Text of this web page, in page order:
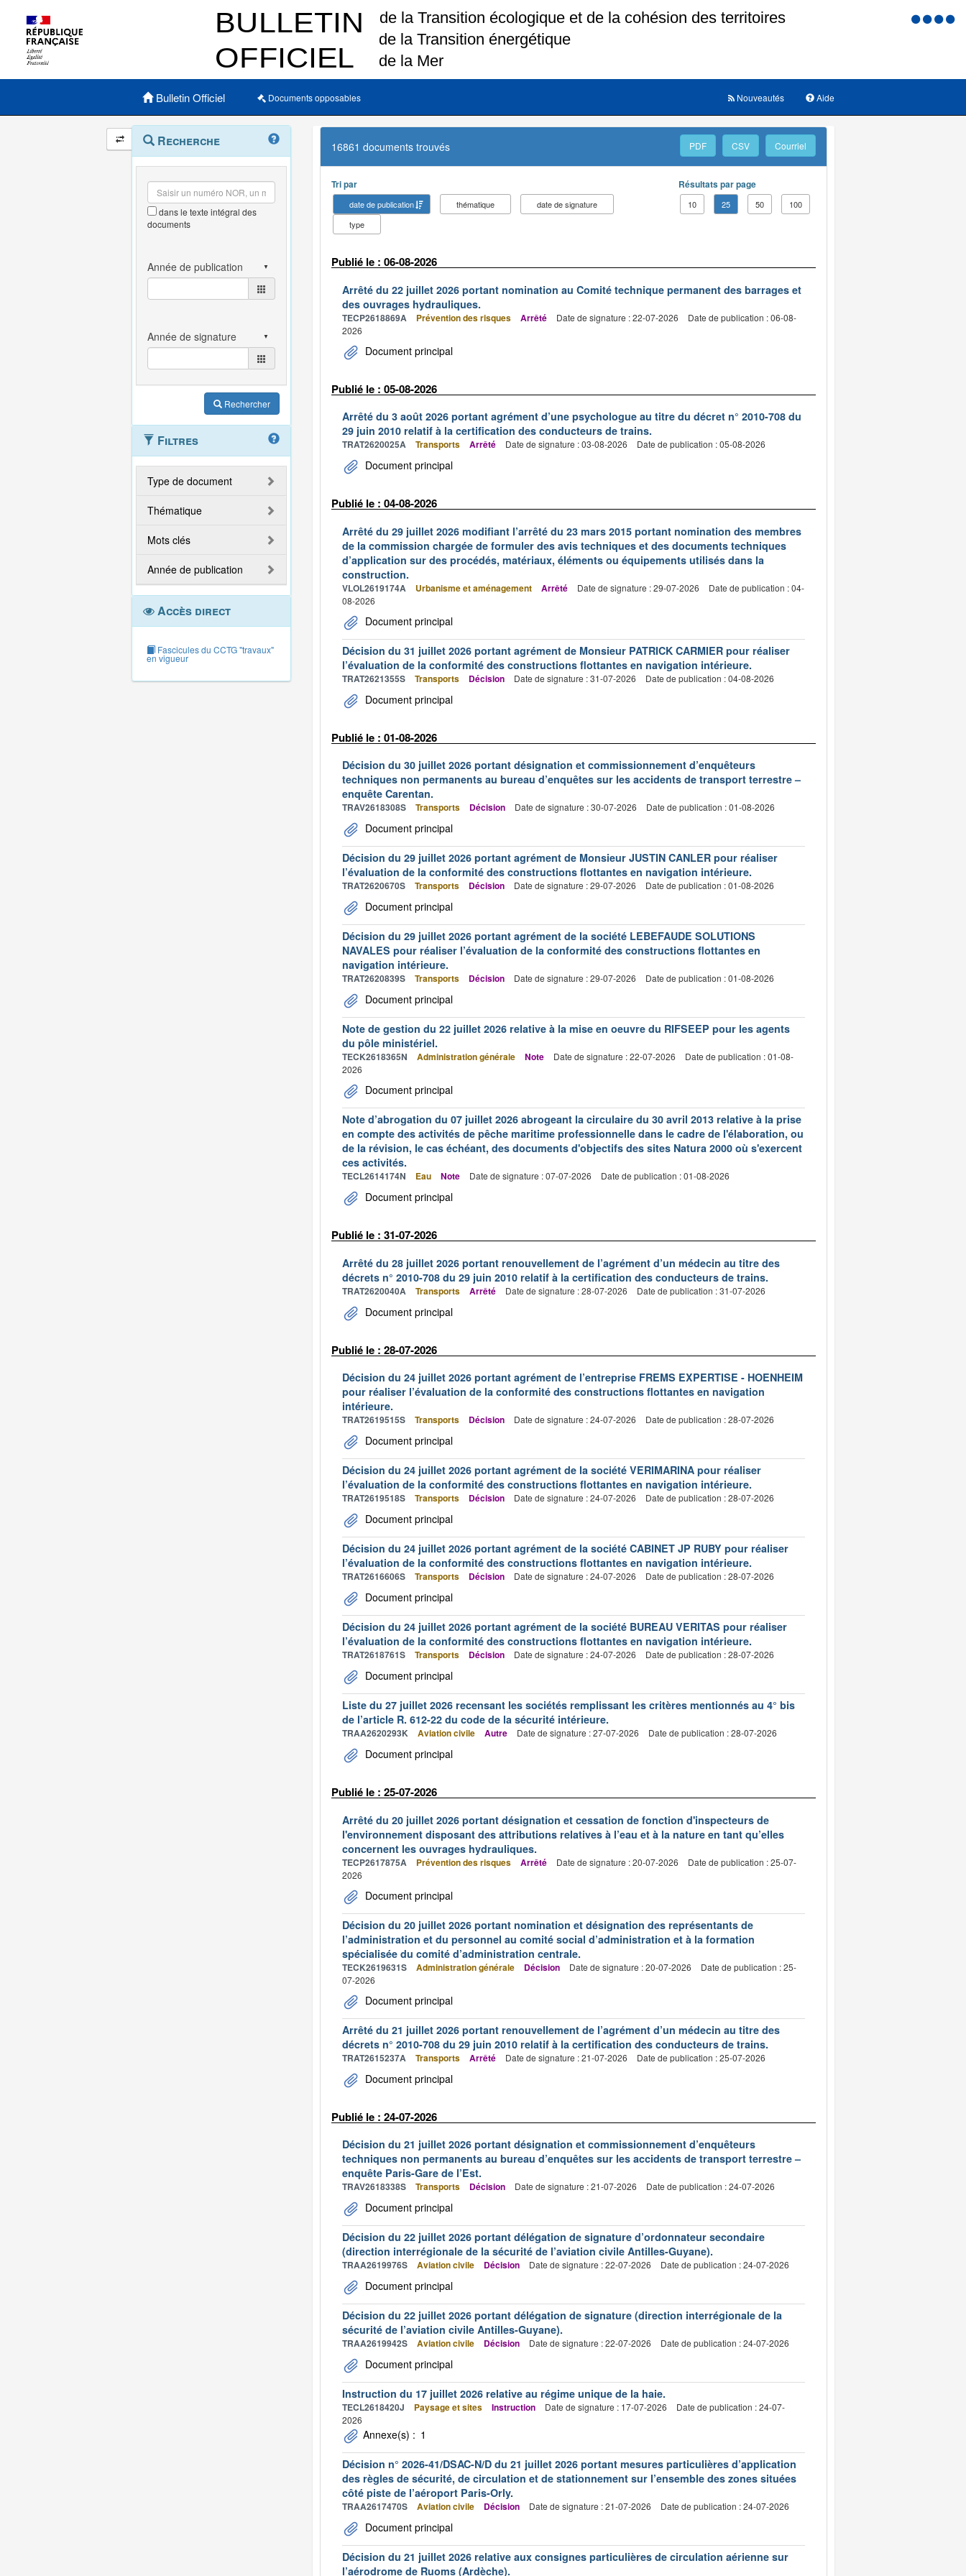
Menu
Menu principal
Bulletin Officiel Documents opposables Aide
Nouveautés
Navigation
et
outils
annexes
Menu
contextuel
Recherche
dans le texte intégral des
documents
Rechercher
Filtres
Type de document
Thématique
Mots clés
Année de publication
Accès direct
Fascicules du CCTG "travaux"
en vigueur
16861 documents trouvés PDF CSV Courriel
Tri par
date de publication thématique
date de signature
type
Résultats par page
10 25 50 100
Publié le : 06-08-2026
Arrêté du 22 juillet 2026 portant nomination au Comité technique permanent des barrages et
des ouvrages hydrauliques.
TECP2618869A Prévention des risques Arrêté Date de signature : 22-07-2026
Date de publication : 06-08-
2026
Document principal
Publié le : 05-08-2026
Arrêté du 3 août 2026 portant agrément d’une psychologue au titre du décret n° 2010-708 du
29 juin 2010 relatif à la certification des conducteurs de trains.
TRAT2620025A Transports Arrêté Date de signature : 03-08-2026 Date de publication : 05-08-2026
Document principal
Publié le : 04-08-2026
Arrêté du 29 juillet 2026 modifiant l’arrêté du 23 mars 2015 portant nomination des membres
de la commission chargée de formuler des avis techniques et des documents techniques
d’application sur des procédés, matériaux, éléments ou équipements utilisés dans la
construction.
VLOL2619174A Urbanisme et aménagement Arrêté Date de signature : 29-07-2026
Date de publication : 04-
08-2026
Document principal
Décision du 31 juillet 2026 portant agrément de Monsieur PATRICK CARMIER pour réaliser
l’évaluation de la conformité des constructions flottantes en navigation intérieure.
TRAT2621355S Transports Décision Date de signature : 31-07-2026 Date de publication : 04-08-2026
Document principal
Publié le : 01-08-2026
Décision du 30 juillet 2026 portant désignation et commissionnement d’enquêteurs
techniques non permanents au bureau d’enquêtes sur les accidents de transport terrestre –
enquête Carentan.
TRAV2618308S Transports Décision Date de signature : 30-07-2026 Date de publication : 01-08-2026
Document principal
Décision du 29 juillet 2026 portant agrément de Monsieur JUSTIN CANLER pour réaliser
l’évaluation de la conformité des constructions flottantes en navigation intérieure.
TRAT2620670S Transports Décision Date de signature : 29-07-2026 Date de publication : 01-08-2026
Document principal
Décision du 29 juillet 2026 portant agrément de la société LEBEFAUDE SOLUTIONS
NAVALES pour réaliser l’évaluation de la conformité des constructions flottantes en
navigation intérieure.
TRAT2620839S Transports Décision Date de signature : 29-07-2026 Date de publication : 01-08-2026
Document principal
Note de gestion du 22 juillet 2026 relative à la mise en oeuvre du RIFSEEP pour les agents
du pôle ministériel.
TECK2618365N Administration générale Note Date de signature : 22-07-2026
Date de publication : 01-08-
2026
Document principal
Note d’abrogation du 07 juillet 2026 abrogeant la circulaire du 30 avril 2013 relative à la prise
en compte des activités de pêche maritime professionnelle dans le cadre de l'élaboration, ou
de la révision, le cas échéant, des documents d'objectifs des sites Natura 2000 où s'exercent
ces activités.
TECL2614174N Eau Note Date de signature : 07-07-2026 Date de publication : 01-08-2026
Document principal
Publié le : 31-07-2026
Arrêté du 28 juillet 2026 portant renouvellement de l’agrément d’un médecin au titre des
décrets n° 2010-708 du 29 juin 2010 relatif à la certification des conducteurs de trains.
TRAT2620040A Transports Arrêté Date de signature : 28-07-2026 Date de publication : 31-07-2026
Document principal
Publié le : 28-07-2026
Décision du 24 juillet 2026 portant agrément de l’entreprise FREMS EXPERTISE - HOENHEIM
pour réaliser l’évaluation de la conformité des constructions flottantes en navigation
intérieure.
TRAT2619515S Transports Décision Date de signature : 24-07-2026 Date de publication : 28-07-2026
Document principal
Décision du 24 juillet 2026 portant agrément de la société VERIMARINA pour réaliser
l’évaluation de la conformité des constructions flottantes en navigation intérieure.
TRAT2619518S Transports Décision Date de signature : 24-07-2026 Date de publication : 28-07-2026
Document principal
Décision du 24 juillet 2026 portant agrément de la société CABINET JP RUBY pour réaliser
l’évaluation de la conformité des constructions flottantes en navigation intérieure.
TRAT2616606S Transports Décision Date de signature : 24-07-2026 Date de publication : 28-07-2026
Document principal
Décision du 24 juillet 2026 portant agrément de la société BUREAU VERITAS pour réaliser
l’évaluation de la conformité des constructions flottantes en navigation intérieure.
TRAT2618761S Transports Décision Date de signature : 24-07-2026 Date de publication : 28-07-2026
Document principal
Liste du 27 juillet 2026 recensant les sociétés remplissant les critères mentionnés au 4° bis
de l’article R. 612-22 du code de la sécurité intérieure.
TRAA2620293K Aviation civile Autre Date de signature : 27-07-2026 Date de publication : 28-07-2026
Document principal
Publié le : 25-07-2026
Arrêté du 20 juillet 2026 portant désignation et cessation de fonction d'inspecteurs de
l'environnement disposant des attributions relatives à l’eau et à la nature en tant qu’elles
concernent les ouvrages hydrauliques.
TECP2617875A Prévention des risques Arrêté Date de signature : 20-07-2026
Date de publication : 25-07-
2026
Document principal
Décision du 20 juillet 2026 portant nomination et désignation des représentants de
l’administration et du personnel au comité social d’administration et à la formation
spécialisée du comité d’administration centrale.
TECK2619631S Administration générale Décision Date de signature : 20-07-2026
Date de publication : 25-
07-2026
Document principal
Arrêté du 21 juillet 2026 portant renouvellement de l’agrément d’un médecin au titre des
décrets n° 2010-708 du 29 juin 2010 relatif à la certification des conducteurs de trains.
TRAT2615237A Transports Arrêté Date de signature : 21-07-2026 Date de publication : 25-07-2026
Document principal
Publié le : 24-07-2026
Décision du 21 juillet 2026 portant désignation et commissionnement d’enquêteurs
techniques non permanents au bureau d’enquêtes sur les accidents de transport terrestre –
enquête Paris-Gare de l’Est.
TRAV2618338S Transports Décision Date de signature : 21-07-2026 Date de publication : 24-07-2026
Document principal
Décision du 22 juillet 2026 portant délégation de signature d’ordonnateur secondaire
(direction interrégionale de la sécurité de l’aviation civile Antilles-Guyane).
TRAA2619976S Aviation civile Décision Date de signature : 22-07-2026 Date de publication : 24-07-2026
Document principal
Décision du 22 juillet 2026 portant délégation de signature (direction interrégionale de la
sécurité de l’aviation civile Antilles-Guyane).
TRAA2619942S Aviation civile Décision Date de signature : 22-07-2026 Date de publication : 24-07-2026
Document principal
Instruction du 17 juillet 2026 relative au régime unique de la haie.
TECL2618420J Paysage et sites Instruction Date de signature : 17-07-2026
Date de publication : 24-07-
2026
Annexe(s) : 1
Décision n° 2026-41/DSAC-N/D du 21 juillet 2026 portant mesures particulières d’application
des règles de sécurité, de circulation et de stationnement sur l’ensemble des zones situées
côté piste de l’aéroport Paris-Orly.
TRAA2617470S Aviation civile Décision Date de signature : 21-07-2026 Date de publication : 24-07-2026
Document principal
Décision du 21 juillet 2026 relative aux consignes particulières de circulation aérienne sur
l’aérodrome de Ruoms (Ardèche).